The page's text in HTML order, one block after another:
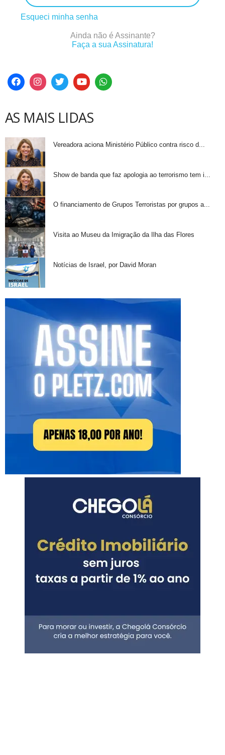
Esqueci minha senha
Ainda não é Assinante?
Faça a sua Assinatura!
AS MAIS LIDAS
Vereadora aciona Ministério Público contra risco d...
Show de banda que faz apologia ao terrorismo tem i...
O financiamento de Grupos Terroristas por grupos a...
Visita ao Museu da Imigração da Ilha das Flores
Notícias de Israel, por David Moran